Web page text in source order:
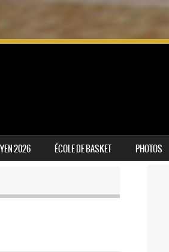
2026 ÉCOLE DE BASKET PHOTOS